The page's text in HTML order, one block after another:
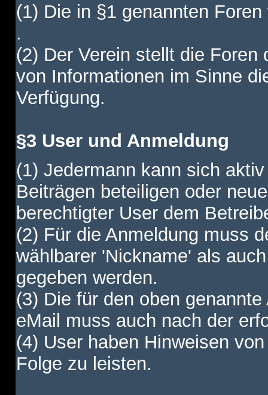
(1) Die in §1 genannten
.
(2) Der Verein stellt die
von Informationen im Sinne
Verfügung.
§3 User und Anmeldung
(1) Jedermann kann sich
Beiträgen beteiligen oder
berechtigter User dem
(2) Für die Anmeldung muss
wählbarer 'Nickname' als
gegeben werden.
(3) Die für den oben
eMail muss auch nach der
(4) User haben Hinweisen
Folge zu leisten.